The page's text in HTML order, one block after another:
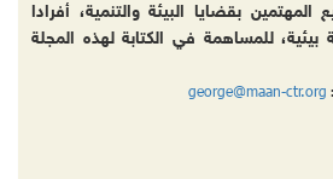
بقضايا البيئة والتنمية، أفرادا
للمساهمة في الكتابة لهذه المجلة
george@maan-ctr.org